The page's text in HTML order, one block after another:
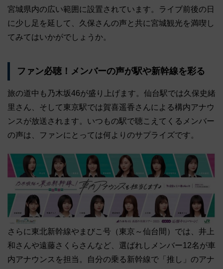
宮城県内の広い範囲に設置されています。ライブ前後の日
に少し足を延して、久保さんの声と共に宮城観光を満喫し
てみてはいかがでしょうか。
ファン必聴！メンバーの声が駅や新幹線を彩る
旅の道中も乃木坂46が盛り上げます。仙台駅では久保史緒
里さん、そして東京駅では賀喜遥香さんによる構内アナウ
ンスが放送されます。いつもの駅で聴こえてくるメンバー
の声は、ファンにとっては何よりのサプライズです。
さらに東北新幹線やまびこ号（東京～仙台間）では、井上
和さんや遠藤さくらさんなど、選ばれしメンバー12名が車
内アナウンスを担当。自分の乗る新幹線で「推し」のアナ